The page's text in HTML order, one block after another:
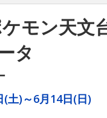
モン天文
タ
(土)～6月14日(日)